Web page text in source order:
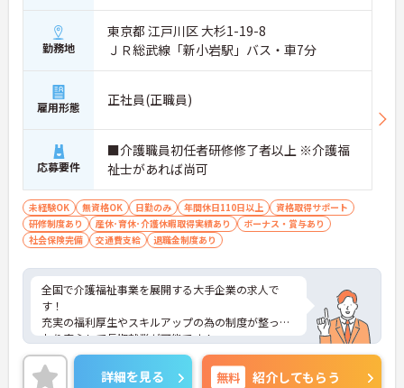
勤務地
東京都 江戸川区 大杉1-19-8
ＪＲ総武線「新小岩駅」バス・車7分
雇用形態 正社員(正職員)
応募要件
■介護職員初任者研修修了者以上 ※介護福
祉士があれば尚可
未経験OK 無資格OK 日勤のみ 年間休日110日以上
資格取得サポート
研修制度あり
産休･育休･介護休暇取得実績あり
ボーナス・賞与あり
社会保険完備
交通費支給 退職金制度あり
全国で介護福祉事業を展開する大手企業の求人で
す！
充実の福利厚生やスキルアップの為の制度が整って
おり安心して長期就業が可能です！
ご興味ある方には、面接のポイントなど、さらに詳
細をお話致しますのでお気軽にご相談ください。
詳細を見る 無料 紹介してもらう